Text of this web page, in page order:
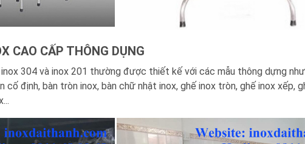
CAO CẤP THÔNG DỤNG
304 và inox 201 thường được thiết kế với các mẫu thông dựng như
cố định, bàn tròn inox, bàn chữ nhật inox, ghế inox tròn, ghế inox xếp,